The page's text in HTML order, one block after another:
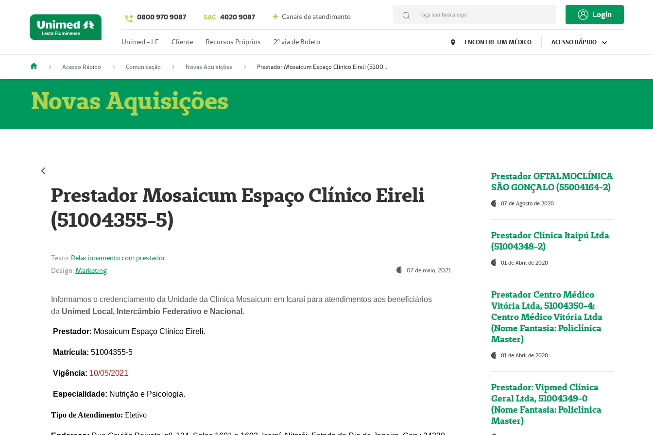
0800 970 9087 SAC 4020 9087 Canais de atendimento Faça sua busca aqui Login
Unimed - LF Cliente Recursos Próprios 2º via de Boleto ENCONTRE UM MÉDICO ACESSO RÁPIDO
Acesso Rápido Comunicação Novas Aquisições Prestador Mosaicum Espaço Clínico Eireli (51004355-5)
Novas Aquisições
Prestador Mosaicum Espaço Clínico Eireli
(51004355-5)
Texto: Relacionamento com prestador
Design: Marketing 07 de maio, 2021
Informamos o credenciamento da Unidade da Clínica Mosaicum em Icaraí para atendimentos aos beneficiários
da Unimed Local, Intercâmbio Federativo e Nacional .
Prestador: Mosaicum Espaço Clínico Eireli.
Matrícula: 51004355-5
Vigência: 10/05/2021
Especialidade: Nutrição e Psicologia.
Tipo de Atendimento: Eletivo
Prestador OFTALMOCLÍNICA
SÃO GONÇALO (55004164-2)
07 de Agosto de 2020
Prestador Clínica Itaipú Ltda
(51004348-2)
01 de Abril de 2020
Prestador Centro Médico
Vitória Ltda, 51004350-4:
Centro Médico Vitória Ltda
(Nome Fantasia: Policlínica
Master)
01 de Abril de 2020
Prestador: Vipmed Clínica
Geral Ltda, 51004349-0
(Nome Fantasia: Policlínica
Master)